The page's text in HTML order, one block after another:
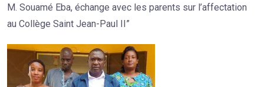
M. Souamé Eba, échange avec les parents sur l’affectation
au Collège Saint Jean-Paul II”